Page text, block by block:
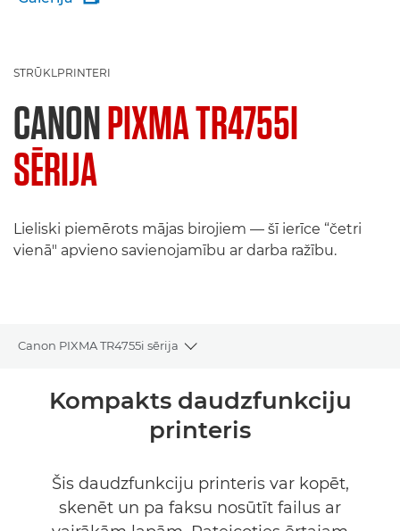
STRŪKLPRINTERI
CANONPIXMA TR4755I
SĒRIJA
Lieliski piemērots mājas birojiem — šī ierīce “četri
vienā" apvieno savienojamību ar darba ražību.
Canon PIXMA TR4755i sērija
Toggle breadcrumbs
Pārskats
Atbalsts
Kompakts daudzfunkciju
printeris
Šis daudzfunkciju printeris var kopēt,
skenēt un pa faksu nosūtīt failus ar